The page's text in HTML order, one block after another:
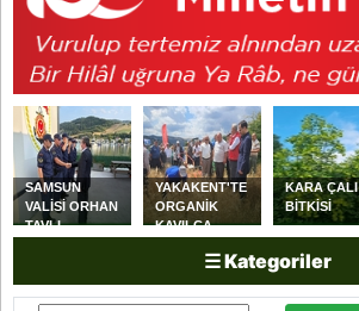
SAMSUN
VALİSİ ORHAN
TAVLI
GÜVENLİK
KOLLUK
YAKAKENT'TE
ORGANİK
KAVILCA
YAPILDI
KARA ÇALI
BİTKİSİ
☰ Kategoriler